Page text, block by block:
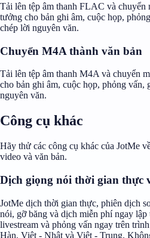
Tải lên tệp âm thanh FLAC và chuyển
tưởng cho bản ghi âm, cuộc họp,
chép lời nguyên văn.
Chuyển M4A thành văn bản
Tải lên tệp âm thanh M4A và chuyển
cho bản ghi âm, cuộc họp, phỏng vấn,
nguyên văn.
Công cụ khác
Hãy thử các công cụ khác của JotMe
video và văn bản.
Dịch giọng nói thời gian thực
JotMe dịch thời gian thực, phiên dịch
nói, gỡ băng và dịch miễn phí ngay
livestream và phỏng vấn ngay trên
Hàn, Việt - Nhật và Việt - Trung.